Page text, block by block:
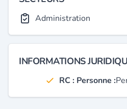
Administration
INFORMATIONS
RC : Personne :